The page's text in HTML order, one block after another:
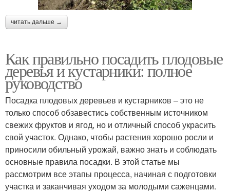
читать дальше →
Как правильно посадить плодовые
деревья и кустарники: полное
руководство
Посадка плодовых деревьев и кустарников – это не
только способ обзавестись собственным источником
свежих фруктов и ягод, но и отличный способ украсить
свой участок. Однако, чтобы растения хорошо росли и
приносили обильный урожай, важно знать и соблюдать
основные правила посадки. В этой статье мы
рассмотрим все этапы процесса, начиная с подготовки
участка и заканчивая уходом за молодыми саженцами.